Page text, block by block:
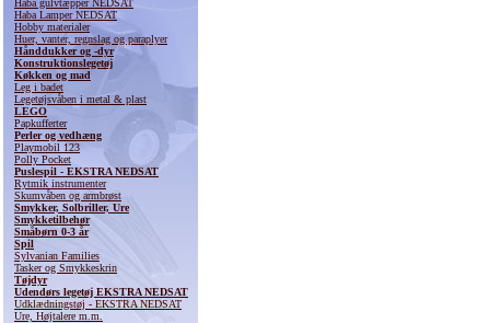
Haba gulvtæpper NEDSAT
Haba Lamper NEDSAT
Hobby materialer
Huer, vanter, regnslag og paraplyer
Hånddukker og -dyr
Konstruktionslegetøj
Køkken og mad
Leg i badet
Legetøjsvåben i metal & plast
LEGO
Papkufferter
Perler og vedhæng
Playmobil 123
Polly Pocket
Puslespil - EKSTRA NEDSAT
Rytmik instrumenter
Skumvåben og armbrøst
Smykker, Solbriller, Ure
Smykketilbehør
Småbørn 0-3 år
Spil
Sylvanian Families
Tasker og Smykkeskrin
Tøjdyr
Udendørs legetøj EKSTRA NEDSAT
Udklædningstøj - EKSTRA NEDSAT
Ure, Højtalere m.m.